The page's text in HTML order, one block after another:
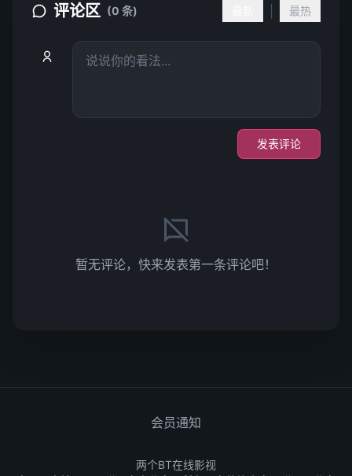
评论区 (0 条) 最热
发表评论
暂无评论，快来发表第一条评论吧！
会员通知
两个BT在线影视